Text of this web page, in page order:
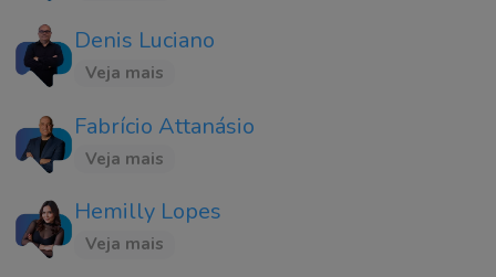
Denis Luciano
Veja mais
Fabrício Attanásio
Veja mais
Hemilly Lopes
Veja mais